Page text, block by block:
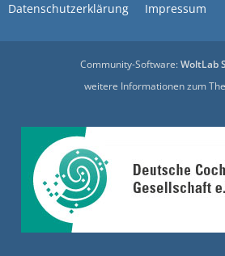
Datenschutzerklärung Impressum
Community-Software:WoltLab
weitere Informationen zum